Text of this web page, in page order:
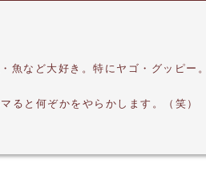
魚など大好き。特にヤゴ・グッピー。
ると何ぞかをやらかします。（笑）